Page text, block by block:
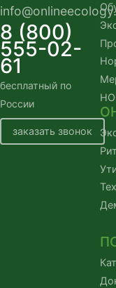
8 (800)
555-02-
61
бесплатный по
России
заказать звонок